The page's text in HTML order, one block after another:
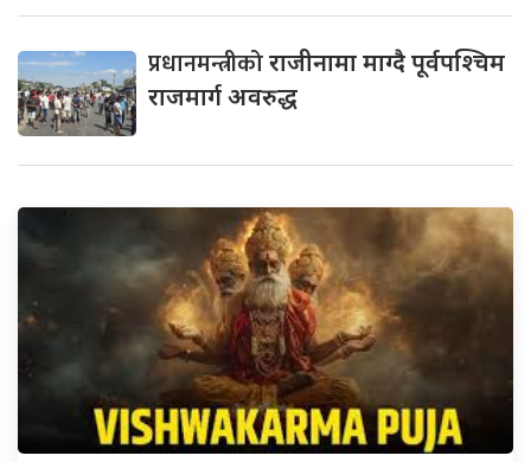
प्रधानमन्त्रीकोराजीनामा माग्दै पूर्वपश्चिम
राजमार्ग अवरुद्ध